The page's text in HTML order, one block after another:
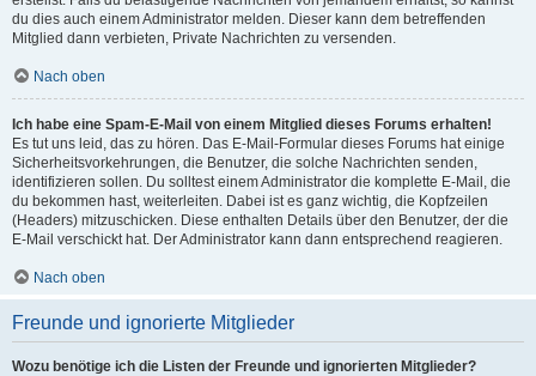
du dies auch einem Administrator melden. Dieser kann dem betreffenden
Mitglied dann verbieten, Private Nachrichten zu versenden.
Nach oben
Ich habe eine Spam-E-Mail von einem Mitglied dieses Forums erhalten!
Es tut uns leid, das zu hören. Das E-Mail-Formular dieses Forums hat einige
Sicherheitsvorkehrungen, die Benutzer, die solche Nachrichten senden,
identifizieren sollen. Du solltest einem Administrator die komplette E-Mail, die
du bekommen hast, weiterleiten. Dabei ist es ganz wichtig, die Kopfzeilen
(Headers) mitzuschicken. Diese enthalten Details über den Benutzer, der die
E-Mail verschickt hat. Der Administrator kann dann entsprechend reagieren.
Nach oben
Freunde und ignorierte Mitglieder
Wozu benötige ich die Listen der Freunde und ignorierten Mitglieder?